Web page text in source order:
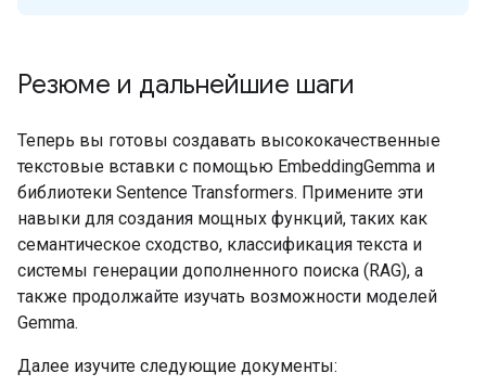
Резюме и дальнейшие шаги
Теперь вы готовы создавать высококачественные
текстовые вставки с помощью EmbeddingGemma и
библиотеки Sentence Transformers. Примените эти
навыки для создания мощных функций, таких как
семантическое сходство, классификация текста и
системы генерации дополненного поиска (RAG), а
также продолжайте изучать возможности моделей
Gemma.
Далее изучите следующие документы: